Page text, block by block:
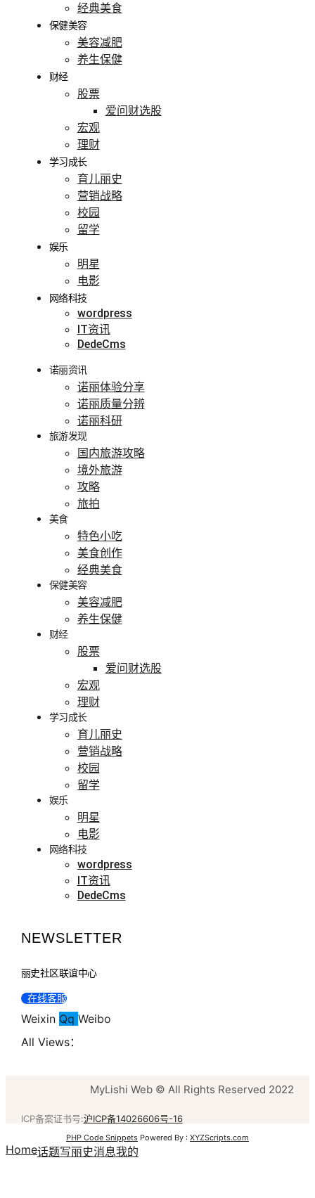
经典美食
保健美容
美容减肥
养生保健
财经
股票
爱问财选股
宏观
理财
学习成长
育儿丽史
营销战略
校园
留学
娱乐
明星
电影
网络科技
wordpress
IT资讯
DedeCms
诺丽资讯
诺丽体验分享
诺丽质量分辨
诺丽科研
旅游发现
国内旅游攻略
境外旅游
攻略
旅拍
美食
特色小吃
美食创作
经典美食
保健美容
美容减肥
养生保健
财经
股票
爱问财选股
宏观
理财
学习成长
育儿丽史
营销战略
校园
留学
娱乐
明星
电影
网络科技
wordpress
IT资讯
DedeCms
NEWSLETTER
丽史社区联谊中心
在线客服
Weixin Qq Weibo
All Views：
MyLishi Web © All Rights Reserved 2022
ICP备案证书号:沪ICP备14026606号-16
PHP Code Snippets Powered By : XYZScripts.com
Home话题写丽史消息我的